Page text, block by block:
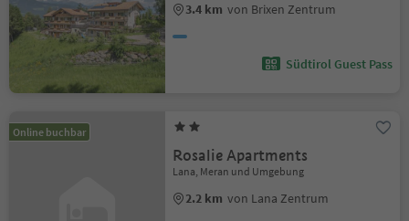
3.4 km von Brixen Zentrum
Südtirol Guest Pass
Online buchbar
Rosalie Apartments
Lana, Meran und Umgebung
2.2 km von Lana Zentrum